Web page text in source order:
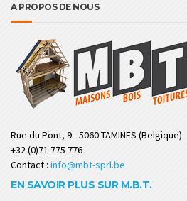
A PROPOS DE NOUS
Rue du Pont, 9 - 5060 TAMINES (Belgique)
+32 (0)71 775 776
Contact : info@mbt-sprl.be
EN SAVOIR PLUS SUR M.B.T.